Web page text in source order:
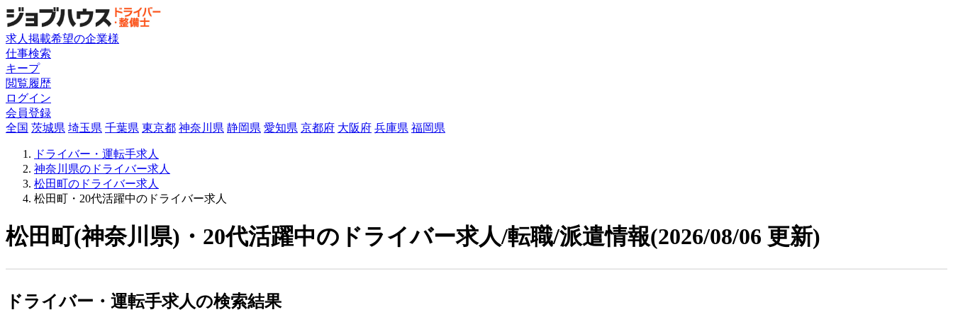
求人掲載希望の企業様
仕事検索
キープ
閲覧履歴
ログイン
会員登録
全国 茨城県 埼玉県 千葉県 東京都 神奈川県 静岡県 愛知県 京都府 大阪府 兵庫県 福岡県
ドライバー・運転手求人
神奈川県のドライバー求人
松田町のドライバー求人
松田町・20代活躍中のドライバー求人
松田町(神奈川県)・20代活躍中のドライバー求人/転職/派遣情報(2026/08/06 更新)
ドライバー・運転手求人の検索結果